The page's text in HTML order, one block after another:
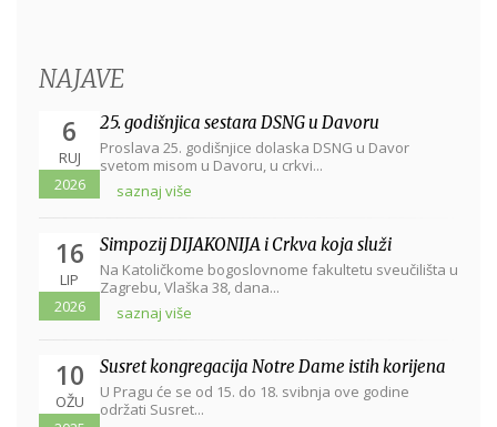
NAJAVE
6
RUJ
2026
25. godišnjica sestara DSNG u Davoru
Proslava 25. godišnjice dolaska DSNG u Davor
svetom misom u Davoru, u crkvi...
saznaj više
16
LIP
2026
Simpozij DIJAKONIJA i Crkva koja služi
Na Katoličkome bogoslovnome fakultetu sveučilišta u
Zagrebu, Vlaška 38, dana...
saznaj više
10
OŽU
Susret kongregacija Notre Dame istih korijena
U Pragu će se od 15. do 18. svibnja ove godine
održati Susret...